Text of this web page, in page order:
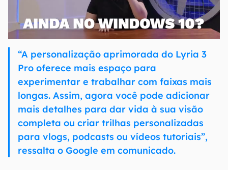
“A personalização aprimorada do Lyria 3
Pro oferece mais espaço para
experimentar e trabalhar com faixas mais
longas. Assim, agora você pode adicionar
mais detalhes para dar vida à sua visão
completa ou criar trilhas personalizadas
para vlogs, podcasts ou vídeos tutoriais”,
ressalta o Google em comunicado.